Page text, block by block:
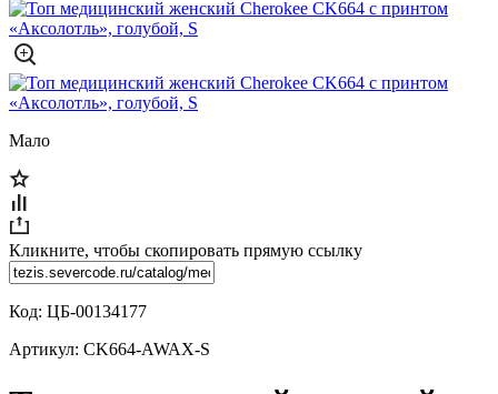
Мало
Кликните, чтобы скопировать прямую ссылку
Код: ЦБ-00134177
Артикул: CK664-AWAX-S